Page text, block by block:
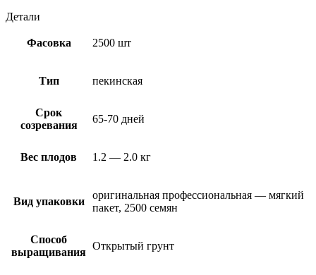
Детали
Фасовка 2500 шт
Тип пекинская
Срок
созревания
65-70 дней
Вес плодов 1.2 — 2.0 кг
Вид упаковки
оригинальная профессиональная — мягкий
пакет, 2500 семян
Способ
выращивания
Открытый грунт